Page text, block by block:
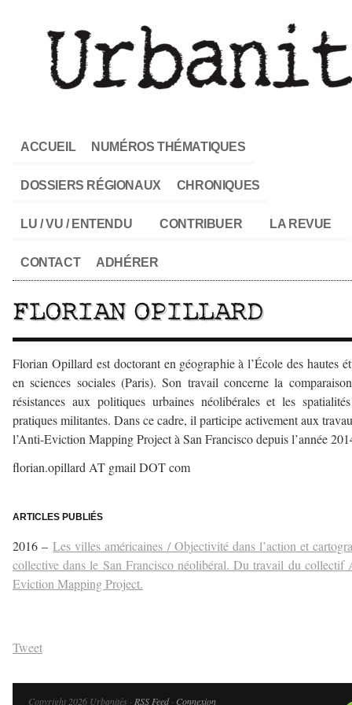
ACCUEIL NUMÉROS THÉMATIQUES
DOSSIERS RÉGIONAUX CHRONIQUES
LU / VU / ENTENDU CONTRIBUER LA REVUE
CONTACT ADHÉRER
FLORIAN OPILLARD
Florian Opillard est doctorant en géographie à l’École des hautes
en sciences sociales (Paris). Son travail concerne la
résistances aux politiques urbaines néolibérales et les
pratiques militantes. Dans ce cadre, il participe activement aux
l’Anti-Eviction Mapping Project à San Francisco depuis l’année
florian.opillard AT gmail DOT com
ARTICLES PUBLIÉS
2016 –Les villes américaines / Objectivité dans l’action et
collective dans le San Francisco néolibéral. Du travail du collectif
Eviction Mapping Project.
Tweet
Copyright 2026 Urbanités · RSS Feed· Connexion